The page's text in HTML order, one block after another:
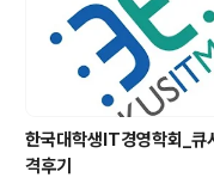
번호를 잘못 입력하여
한국대학생IT경영학회_큐
격후기